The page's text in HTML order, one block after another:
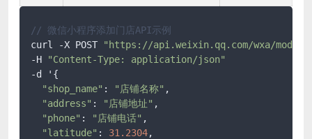
// 微信小程序添加门店API示例
curl -X POST
"https://api.weixin.qq.com/wxa/
-H
"Content-Type: application/json"
-d '{
"shop_name" : "店铺名称" ,
"address" : "店铺地址" ,
"phone" : "店铺电话" ,
"latitude" : 31.2304,